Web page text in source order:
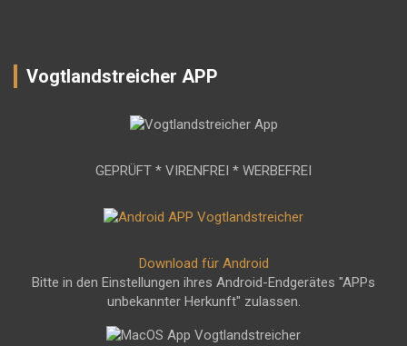
Vogtlandstreicher APP
GEPRÜFT * VIRENFREI * WERBEFREI
Download für Android
Bitte in den Einstellungen ihres Android-Endgerätes "APPs
unbekannter Herkunft" zulassen.